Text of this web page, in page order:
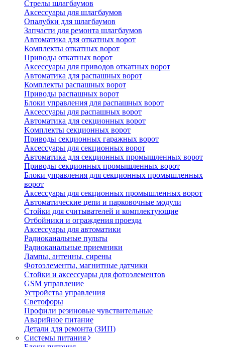
Стрелы шлагбаумов
Аксессуары для шлагбаумов
Опалубки для шлагбаумов
Запчасти для ремонта шлагбаумов
Автоматика для откатных ворот
Комплекты откатных ворот
Приводы откатных ворот
Аксессуары для приводов откатных ворот
Автоматика для распашных ворот
Комплекты распашных ворот
Приводы распашных ворот
Блоки управления для распашных ворот
Аксессуары для распашных ворот
Автоматика для секционных ворот
Koмплeкты ceкциoнныx вopoт
Пpивoды ceкциoнныx гаражных вopoт
Aкceccyapы для ceкциoнныx вopoт
Автоматика для секционных промышленных ворот
Пpивoды ceкциoнныx промышленных вopoт
Блоки управления для секционных промышленных
ворот
Aкceccyapы для ceкциoнныx промышленных вopoт
Автоматические цепи и парковочные модули
Стойки для считывателей и комплектующие
Отбойники и ограждения проезда
Аксессуары для автоматики
Радиоканальные пульты
Радиоканальные приемники
Лампы, антенны, сирены
Фотоэлементы, магнитные датчики
Стойки и аксессуары для фотоэлементов
GSM управление
Устройства управления
Светофоры
Профили резиновые чувствительные
Аварийное питание
Детали для ремонта (ЗИП)
Системы питания